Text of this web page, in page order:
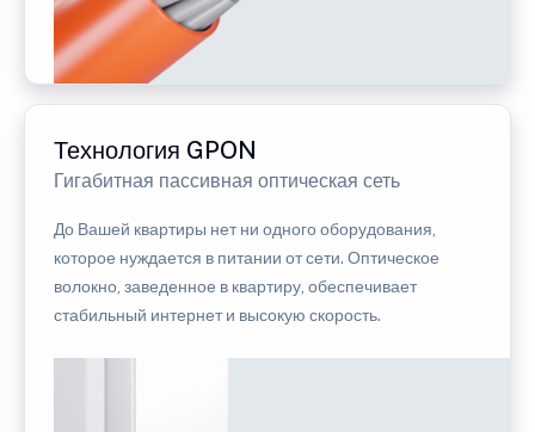
Технология GPON
Гигабитная пассивная оптическая сеть
До Вашей квартиры нет ни одного оборудования,
которое нуждается в питании от сети. Оптическое
волокно, заведенное в квартиру, обеспечивает
стабильный интернет и высокую скорость.